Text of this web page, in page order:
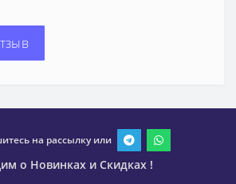
на рассылку или
о Новинках и Скидках !